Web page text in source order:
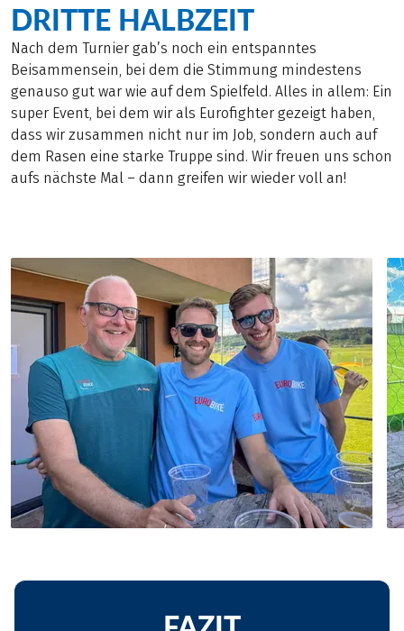
DRITTE HALBZEIT
Nach dem Turnier gab’s noch ein entspanntes
Beisammensein, bei dem die Stimmung mindestens
genauso gut war wie auf dem Spielfeld. Alles in allem: Ein
super Event, bei dem wir als Eurofighter gezeigt haben,
dass wir zusammen nicht nur im Job, sondern auch auf
dem Rasen eine starke Truppe sind. Wir freuen uns schon
aufs nächste Mal – dann greifen wir wieder voll an!